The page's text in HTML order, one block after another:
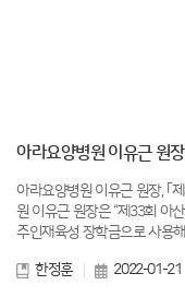
아라요양병원 이유근 원
아라요양병원 이유근 원장, ｢제주
원 이유근 원장은 “제33회 아
주인재육성 장학금으로 사용
한정훈 2022-01-21